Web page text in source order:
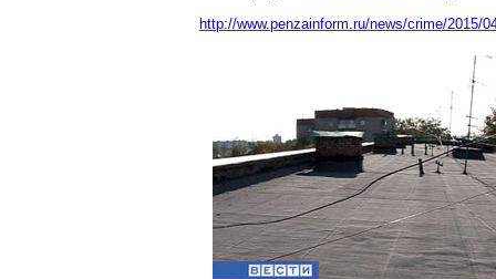
http://www.penzainform.ru/news/crime/2015/